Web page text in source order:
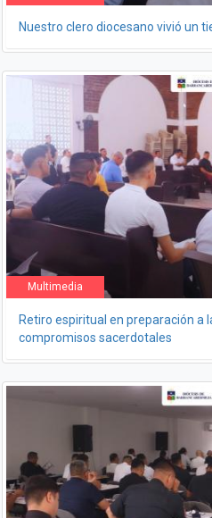
Nuestro clero diocesano vivió un
Multimedia
Retiro espiritual en preparación a
compromisos sacerdotales